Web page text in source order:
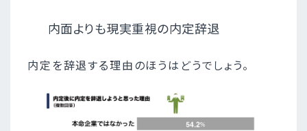
内面よりも現実重視の内定辞退
内定を辞退する理由のほうはどうでしょう。